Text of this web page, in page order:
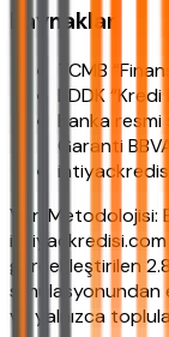
Kaynaklar
TCMB
BDDK
Banka resmi
Garanti
Veri Metodolojisi:
gerçekleştirilen
simülasyonundan
ve yalnızca